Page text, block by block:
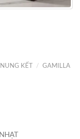
KẾT /
GAMILLA